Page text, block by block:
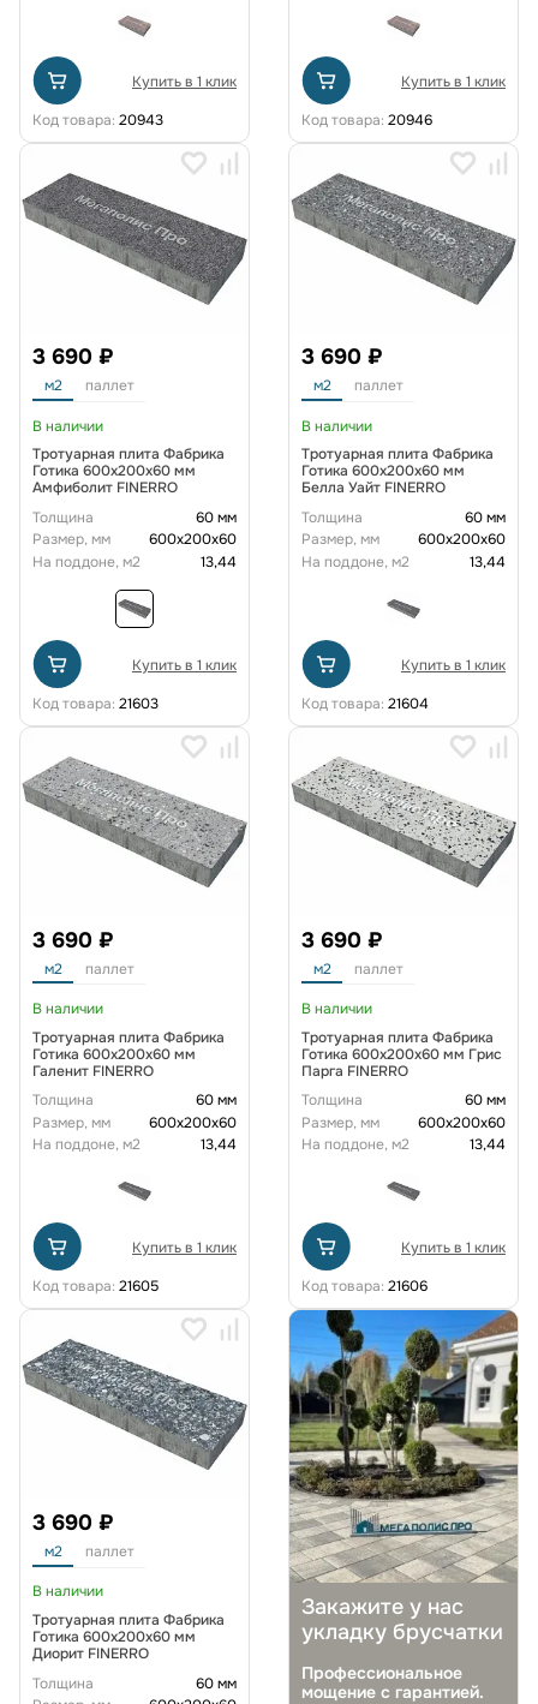
Купить в 1 клик
Код товара: 20943
Купить в 1 клик
Код товара: 20946
3 690 ₽
м2 паллет
В наличии
Тротуарная плита Фабрика
Готика 600х200х60 мм
Амфиболит FINERRO
Толщина
60 мм
Размер, мм
600х200х60
На поддоне, м2
13,44
Купить в 1 клик
Код товара: 21603
3 690 ₽
м2 паллет
В наличии
Тротуарная плита Фабрика
Готика 600х200х60 мм
Белла Уайт FINERRO
Толщина
60 мм
Размер, мм
600х200х60
На поддоне, м2
13,44
Купить в 1 клик
Код товара: 21604
3 690 ₽
м2 паллет
В наличии
Тротуарная плита Фабрика
Готика 600х200х60 мм
Галенит FINERRO
Толщина
60 мм
Размер, мм
600х200х60
На поддоне, м2
13,44
Купить в 1 клик
Код товара: 21605
3 690 ₽
м2 паллет
В наличии
Тротуарная плита Фабрика
Готика 600х200х60 мм Грис
Парга FINERRO
Толщина
60 мм
Размер, мм
600х200х60
На поддоне, м2
13,44
Купить в 1 клик
Код товара: 21606
3 690 ₽
м2 паллет
В наличии
Тротуарная плита Фабрика
Готика 600х200х60 мм
Диорит FINERRO
Толщина
60 мм
Закажите у нас
укладку брусчатки
Профессиональное
мощение с гарантией.